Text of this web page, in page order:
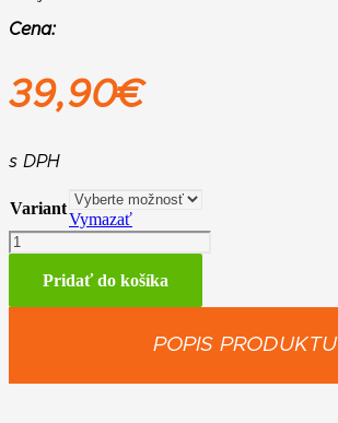
Cena:
39,90€
s DPH
Variant
Vymazať
množstvo
Tričko
EXPLORE
Pridať do košíka
POPIS PRODUKTU